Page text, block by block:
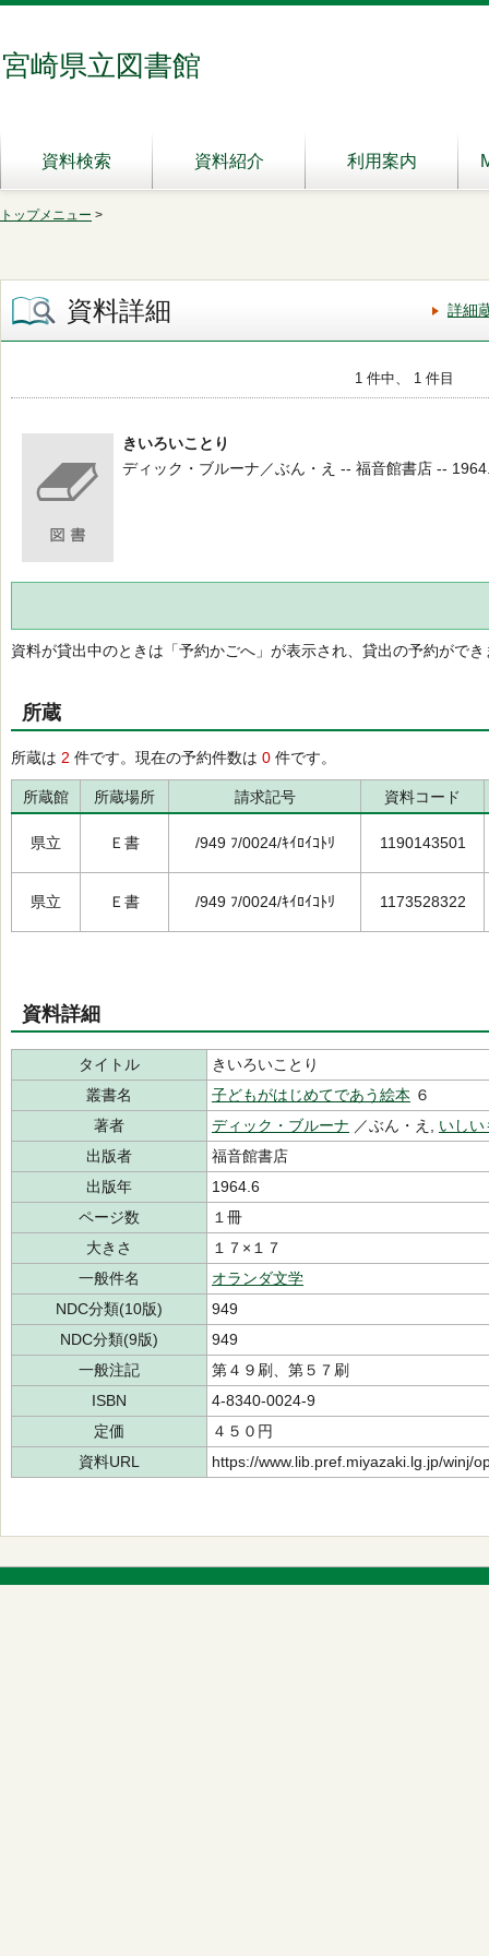
宮崎県立図書館
資料検索 資料紹介 利用案内
トップメニュー >
資料詳細 詳細
1 件中、 1 件目
きいろいことり
ディック・ブルーナ／ぶん・え -- 福音館書店 --
資料が貸出中のときは「予約かごへ」が表示され、貸出の予約ができ
所蔵
所蔵は 2 件です。現在の予約件数は 0 件です。
所蔵館 所蔵場所 請求記号 資料コード
県立 Ｅ書 /949 ﾌ/0024/ｷｲﾛｲｺﾄﾘ 1190143501
県立 Ｅ書 /949 ﾌ/0024/ｷｲﾛｲｺﾄﾘ 1173528322
資料詳細
タイトル
きいろいことり
叢書名
子どもがはじめてであう絵本 ６
著者
ディック・ブルーナ ／ぶん・え, いしい
出版者
福音館書店
出版年
1964.6
ページ数
１冊
大きさ
１７×１７
一般件名
オランダ文学
NDC分類(10版)
949
NDC分類(9版)
949
一般注記
第４９刷、第５７刷
ISBN
4-8340-0024-9
定価
４５０円
資料URL
https://www.lib.pref.miyazaki.lg.jp/winj/